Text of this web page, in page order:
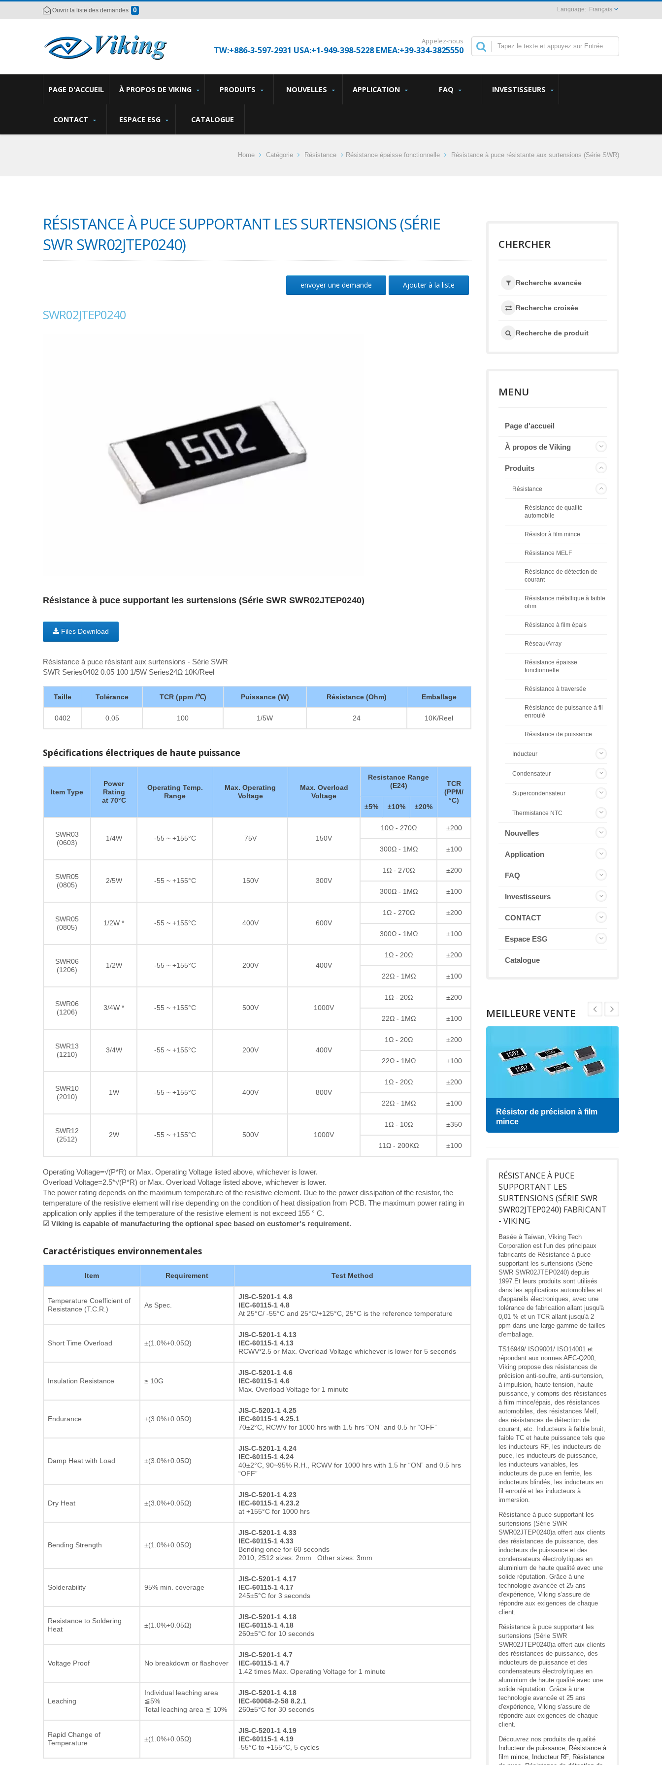
Ouvrir la liste des demandes 0 Français
Appelez-nous
TW:+886-3-597-2931 USA:+1-949-398-5228 EMEA:+39-334-3825550
PAGE D'ACCUEIL À PROPOS DE VIKING PRODUITS NOUVELLES APPLICATION FAQ INVESTISSEURS
CONTACT ESPACE ESG CATALOGUE
Home Catégorie Résistance Résistance épaisse fonctionnelle Résistance à puce résistante aux surtensions (Série SWR)
RÉSISTANCE À PUCE SUPPORTANT LES SURTENSIONS (SÉRIE
SWR SWR02JTEP0240)
envoyer une demande Ajouter à la liste
SWR02JTEP0240
Résistance à puce supportant les surtensions (Série SWR SWR02JTEP0240)
Files Download
Résistance à puce résistant aux surtensions - Série SWR
SWR Series0402 0.05 100 1/5W Series24Ω 10K/Reel
Taille Tolérance TCR (ppm /℃) Puissance (W) Résistance (Ohm) Emballage
0402 0.05 100 1/5W 24 10K/Reel
Spécifications électriques de haute puissance
Item Type
Power
Rating
at 70°C
Operating Temp.
Range
Max. Operating
Voltage
Max. Overload
Voltage
Resistance Range
(E24)
TCR
(PPM/
°C)
±5%
±10% ±20%
SWR03
(0603)
1/4W -55 ~ +155°C 75V 150V
10Ω - 270Ω ±200
300Ω - 1MΩ ±100
SWR05
(0805)
2/5W -55 ~ +155°C 150V 300V
1Ω - 270Ω ±200
300Ω - 1MΩ ±100
SWR05
(0805)
1/2W * -55 ~ +155°C 400V 600V
1Ω - 270Ω ±200
300Ω - 1MΩ ±100
SWR06
(1206)
1/2W -55 ~ +155°C 200V 400V
1Ω - 20Ω ±200
22Ω - 1MΩ ±100
SWR06
(1206)
3/4W * -55 ~ +155°C 500V 1000V
1Ω - 20Ω ±200
22Ω - 1MΩ ±100
SWR13
(1210)
3/4W -55 ~ +155°C 200V 400V
1Ω - 20Ω ±200
22Ω - 1MΩ ±100
SWR10
(2010)
1W -55 ~ +155°C 400V 800V
1Ω - 20Ω ±200
22Ω - 1MΩ ±100
SWR12
(2512)
2W -55 ~ +155°C 500V 1000V
1Ω - 10Ω ±350
11Ω - 200KΩ ±100
Operating Voltage=√(P*R) or Max. Operating Voltage listed above, whichever is lower.
Overload Voltage=2.5*√(P*R) or Max. Overload Voltage listed above, whichever is lower.
The power rating depends on the maximum temperature of the resistive element. Due to the power dissipation of the resistor, the
temperature of the resistive element will rise depending on the condition of heat dissipation from PCB. The maximum power rating in
application only applies if the temperature of the resistive element is not exceed 155 ° C.
☑ Viking is capable of manufacturing the optional spec based on customer's requirement.
Caractéristiques environnementales
Item Requirement Test Method
Temperature Coefficient of
Resistance (T.C.R.)
As Spec.
JIS-C-5201-1 4.8
IEC-60115-1 4.8
At 25°C/ -55°C and 25°C/+125°C, 25°C is the reference temperature
Short Time Overload ±(1.0%+0.05Ω)
JIS-C-5201-1 4.13
IEC-60115-1 4.13
RCWV*2.5 or Max. Overload Voltage whichever is lower for 5 seconds
Insulation Resistance ≥ 10G
JIS-C-5201-1 4.6
IEC-60115-1 4.6
Max. Overload Voltage for 1 minute
Endurance ±(3.0%+0.05Ω)
JIS-C-5201-1 4.25
IEC-60115-1 4.25.1
70±2°C, RCWV for 1000 hrs with 1.5 hrs “ON” and 0.5 hr “OFF”
Damp Heat with Load ±(3.0%+0.05Ω)
JIS-C-5201-1 4.24
IEC-60115-1 4.24
40±2°C, 90~95% R.H., RCWV for 1000 hrs with 1.5 hr “ON” and 0.5 hrs
“OFF”
Dry Heat ±(3.0%+0.05Ω)
JIS-C-5201-1 4.23
IEC-60115-1 4.23.2
at +155°C for 1000 hrs
Bending Strength ±(1.0%+0.05Ω)
JIS-C-5201-1 4.33
IEC-60115-1 4.33
Bending once for 60 seconds
2010, 2512 sizes: 2mm Other sizes: 3mm
Solderability 95% min. coverage
JIS-C-5201-1 4.17
IEC-60115-1 4.17
245±5°C for 3 seconds
Resistance to Soldering
Heat
±(1.0%+0.05Ω)
JIS-C-5201-1 4.18
IEC-60115-1 4.18
260±5°C for 10 seconds
Voltage Proof No breakdown or flashover
JIS-C-5201-1 4.7
IEC-60115-1 4.7
1.42 times Max. Operating Voltage for 1 minute
Leaching
Individual leaching area
≦5%
Total leaching area ≦ 10%
JIS-C-5201-1 4.18
IEC-60068-2-58 8.2.1
260±5°C for 30 seconds
Rapid Change of
Temperature
±(1.0%+0.05Ω)
JIS-C-5201-1 4.19
IEC-60115-1 4.19
-55°C to +155°C, 5 cycles
CHERCHER
Recherche avancée
Recherche croisée
Recherche de produit
MENU
Page d'accueil
À propos de Viking
Produits
Résistance
Résistance de qualité
automobile
Résistor à film mince
Résistance MELF
Résistance de détection de
courant
Résistance métallique à faible
ohm
Résistance à film épais
Réseau/Array
Résistance épaisse
fonctionnelle
Résistance à traversée
Résistance de puissance à fil
enroulé
Résistance de puissance
Inducteur
Condensateur
Supercondensateur
Thermistance NTC
Nouvelles
Application
FAQ
Investisseurs
CONTACT
Espace ESG
Catalogue
MEILLEURE VENTE
Résistance à film épais
Résistor de précision à film
mince
RÉSISTANCE À PUCE
SUPPORTANT LES
SURTENSIONS (SÉRIE SWR
SWR02JTEP0240) FABRICANT
- VIKING
Basée à Taïwan, Viking Tech
Corporation est l'un des principaux
fabricants de Résistance à puce
supportant les surtensions (Série
SWR SWR02JTEP0240) depuis
1997.Et leurs produits sont utilisés
dans les applications automobiles et
d'appareils électroniques, avec une
tolérance de fabrication allant jusqu'à
0,01 % et un TCR allant jusqu'à 2
ppm dans une large gamme de tailles
d'emballage.
TS16949/ ISO9001/ ISO14001 et
répondant aux normes AEC-Q200,
Viking propose des résistances de
précision anti-soufre, anti-surtension,
à impulsion, haute tension, haute
puissance, y compris des résistances
à film mince/épais, des résistances
automobiles, des résistances Melf,
des résistances de détection de
courant, etc. Inducteurs à faible bruit,
faible TC et haute puissance tels que
les inducteurs RF, les inducteurs de
puce, les inducteurs de puissance,
les inducteurs variables, les
inducteurs de puce en ferrite, les
inducteurs blindés, les inducteurs en
fil enroulé et les inducteurs à
immersion.
Résistance à puce supportant les
surtensions (Série SWR
SWR02JTEP0240)a offert aux clients
des résistances de puissance, des
inducteurs de puissance et des
condensateurs électrolytiques en
aluminium de haute qualité avec une
solide réputation. Grâce à une
technologie avancée et 25 ans
d'expérience, Viking s'assure de
répondre aux exigences de chaque
client.
Résistance à puce supportant les
surtensions (Série SWR
SWR02JTEP0240)a offert aux clients
des résistances de puissance, des
inducteurs de puissance et des
condensateurs électrolytiques en
aluminium de haute qualité avec une
solide réputation. Grâce à une
technologie avancée et 25 ans
d'expérience, Viking s'assure de
répondre aux exigences de chaque
client.
Découvrez nos produits de qualité
Inducteur de puissance, Résistance à
film mince, Inducteur RF, Résistance